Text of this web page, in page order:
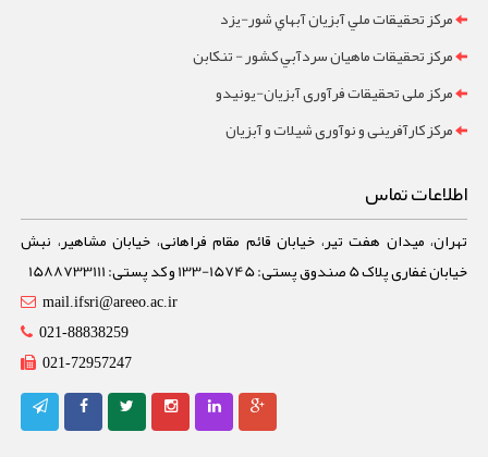
مرکز تحقيقات ملي آبزيان آبهاي شور-یزد
مرکز تحقيقات ماهيان سردآبي کشور - تنکابن
مرکز ملی تحقیقات فرآوری آبزیان-یونیدو
مرکز کارآفرینی و نوآوری شیلات و آبزیان
اطلاعات تماس
تهران، میدان هفت تیر، خیابان قائم مقام فراهانی، خیابان مشاهیر، نبش
خیابان غفاری پلاک 5 صندوق پستی: 15745-133 و کد پستی: 1588733111
mail.ifsri@areeo.ac.ir
021-88838259
021-72957247